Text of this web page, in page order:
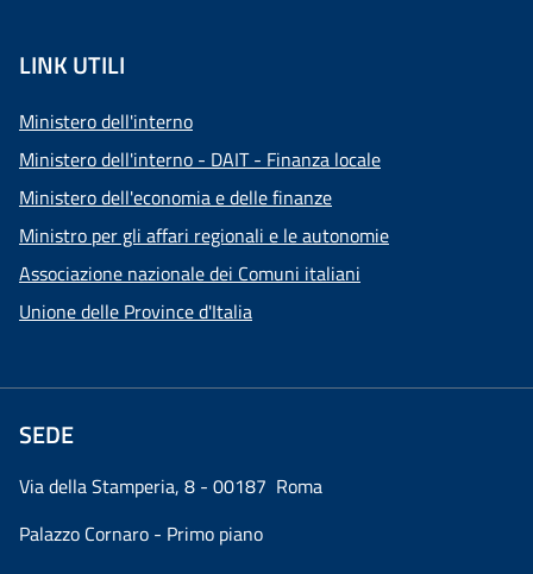
LINK UTILI
Ministero dell'interno
Ministero dell'interno - DAIT - Finanza locale
Ministero dell'economia e delle finanze
Ministro per gli affari regionali e le autonomie
Associazione nazionale dei Comuni italiani
Unione delle Province d'Italia
SEDE
Via della Stamperia, 8 - 00187 Roma
Palazzo Cornaro - Primo piano